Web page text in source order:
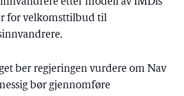
for velkomsttilbud til
ber regjeringen vurdere om Nav
bør gjennomføre